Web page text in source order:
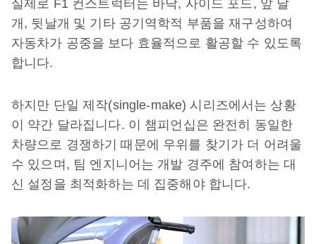
실제로 F1 컨스트럭터는 바닥, 사이드 포드, 앞 날
개, 뒷날개 및 기타 공기역학적 부품을 재구성하여
자동차가 공중을 보다 효율적으로 활공할 수 있도록
합니다.
하지만 단일 제작(single-make) 시리즈에서는 상황
이 약간 달라집니다. 이 챔피언십은 완전히 동일한
차량으로 경쟁하기 때문에 우위를 찾기가 더 어려울
수 있으며, 팀 엔지니어는 개발 경주에 참여하는 대
신 설정을 최적화하는 데 집중해야 합니다.